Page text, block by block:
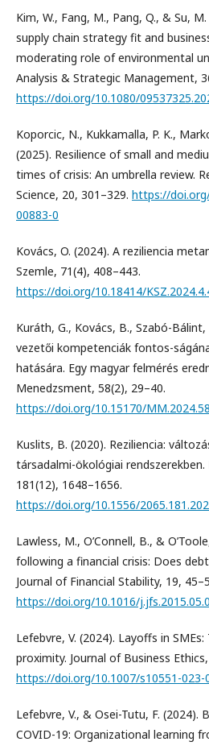
Kim, W., Fang, M., Pang, Q., & Su,
supply chain strategy fit and
moderating role of environmental
Analysis & Strategic Management,
https://doi.org/10.1080/
Koporcic, N., Kukkamalla, P. K.,
(2025). Resilience of small and
times of crisis: An umbrella review.
Science, 20, 301–329. https://
00883-0
Kovács, O. (2024). A reziliencia
Szemle, 71(4), 408–443.
https://doi.org/10.18414/
Kuráth, G., Kovács, B., Szabó-Bálint,
vezetői kompetenciák fontos-
hatására. Egy magyar felmérés
Menedzsment, 58(2), 29–40.
https://doi.org/10.15170/
Kuslits, B. (2020). Reziliencia:
társadalmi-ökológiai rendszerekben.
181(12), 1648–1656.
https://doi.org/10.1556/
Lawless, M., O’Connell, B., &
following a financial crisis: Does
Journal of Financial Stability, 19,
https://doi.org/10.1016/
Lefebvre, V. (2024). Layoffs in
proximity. Journal of Business
https://doi.org/10.1007/s10551-023-
Lefebvre, V., & Osei-Tutu, F.
COVID-19: Organizational learning